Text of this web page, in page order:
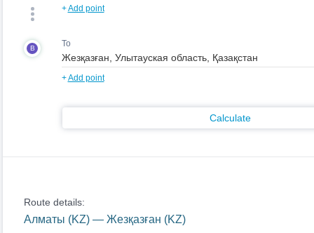
+Add point
B To
+Add point
Calculate
Route details:
Алматы (KZ) — Жезқазған (KZ)